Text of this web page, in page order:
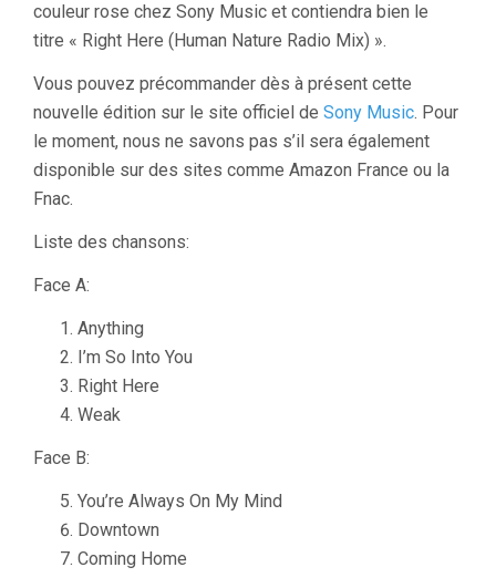
couleur rose chez Sony Music et contiendra bien le
titre « Right Here (Human Nature Radio Mix) ».
Vous pouvez précommander dès à présent cette
nouvelle édition sur le site officiel de Sony Music. Pour
le moment, nous ne savons pas s’il sera également
disponible sur des sites comme Amazon France ou la
Fnac.
Liste des chansons:
Face A:
Anything
I’m So Into You
Right Here
Weak
Face B:
You’re Always On My Mind
Downtown
Coming Home